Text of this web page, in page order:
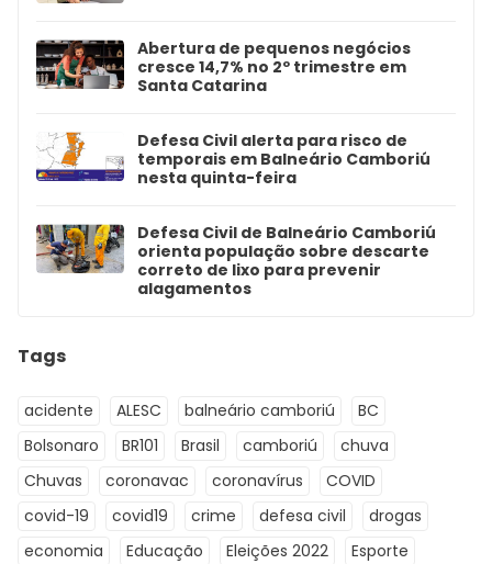
Abertura de pequenos negócios
cresce 14,7% no 2º trimestre em
Santa Catarina
Defesa Civil alerta para risco de
temporais em Balneário Camboriú
nesta quinta-feira
Defesa Civil de Balneário Camboriú
orienta população sobre descarte
correto de lixo para prevenir
alagamentos
Tags
acidente ALESC balneário camboriú
BC
Bolsonaro
BR101 Brasil camboriú
chuva
Chuvas
coronavac coronavírus
COVID
covid-19
covid19 crime defesa civil
drogas
economia
Educação Eleições 2022
Esporte